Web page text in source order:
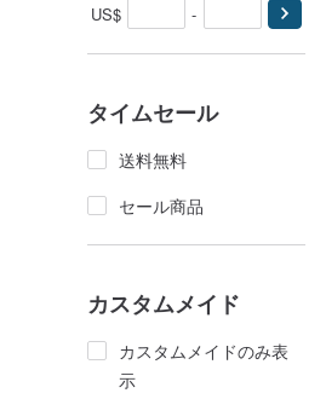
US$ -
タイムセール
送料無料
セール商品
カスタムメイド
カスタムメイドのみ表
示